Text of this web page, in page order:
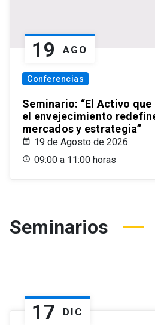
19 AGO
Conferencias
Seminario: “El Activo
el envejecimiento
mercados y estrategia”
19 de Agosto de 2026
09:00 a 11:00 horas
Seminarios
17 DIC